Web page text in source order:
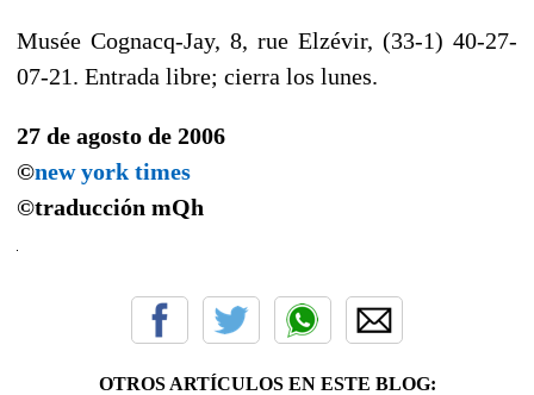
Musée Cognacq-Jay, 8, rue Elzévir, (33-1) 40-27-
07-21. Entrada libre; cierra los lunes.
27 de agosto de 2006
©new york times
©traducción mQh
OTROS ARTÍCULOS EN ESTE BLOG: